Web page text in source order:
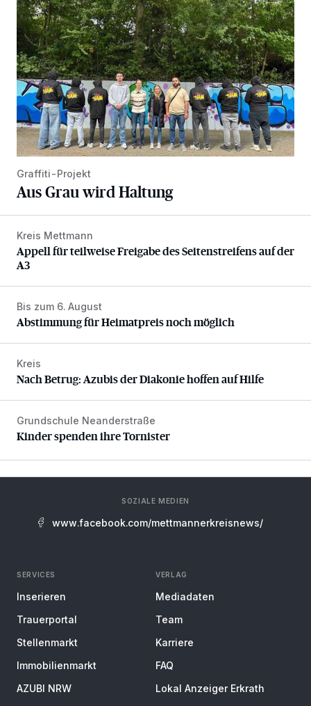
Graffiti-Projekt
Aus Grau wird Haltung
Appell für teilweise Freigabe des Seitenstreifens auf der A3
Kreis Mettmann
Appell für teilweise Freigabe des Seitenstreifens auf der
A3
Abstimmung für Heimatpreis noch möglich
Bis zum 6. August
Abstimmung für Heimatpreis noch möglich
Nach Betrug: Azubis der Diakonie hoffen auf Hilfe
Kreis
Nach Betrug: Azubis der Diakonie hoffen auf Hilfe
Kinder spenden ihre Tornister
Grundschule Neanderstraße
Kinder spenden ihre Tornister
SOZIALE MEDIEN
www.facebook.com/mettmannerkreisnews/
SERVICES
Inserieren
Trauerportal
Stellenmarkt
Immobilienmarkt
AZUBI NRW
VERLAG
Mediadaten
Team
Karriere
FAQ
Lokal Anzeiger Erkrath